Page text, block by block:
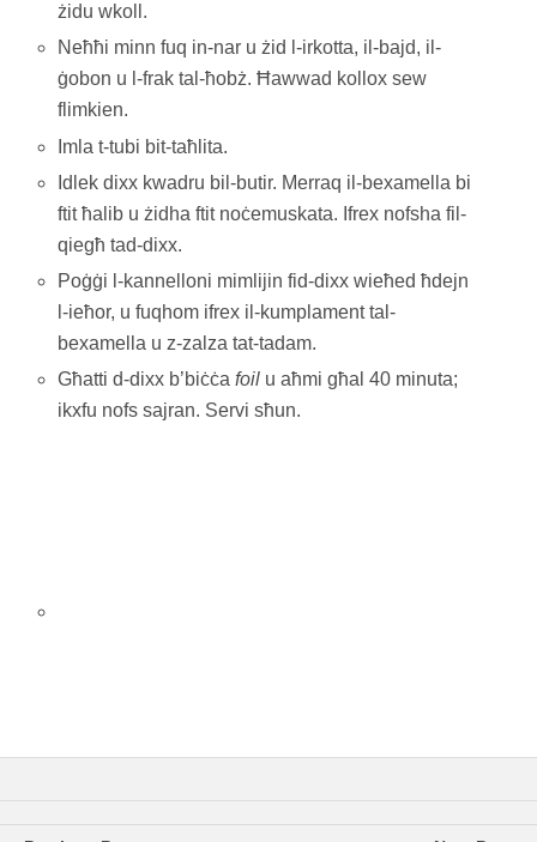
żidu wkoll.
Neħħi minn fuq in-nar u żid l-irkotta, il-bajd, il-
ġobon u l-frak tal-ħobż. Ħawwad kollox sew
flimkien.
Imla t-tubi bit-taħlita.
Idlek dixx kwadru bil-butir. Merraq il-bexamella bi
ftit ħalib u żidha ftit noċemuskata. Ifrex nofsha fil-
qiegħ tad-dixx.
Poġġi l-kannelloni mimlijin fid-dixx wieħed ħdejn
l-ieħor, u fuqhom ifrex il-kumplament tal-
bexamella u z-zalza tat-tadam.
Għatti d-dixx b’biċċafoil u aħmi għal 40 minuta;
ikxfu nofs sajran. Servi sħun.